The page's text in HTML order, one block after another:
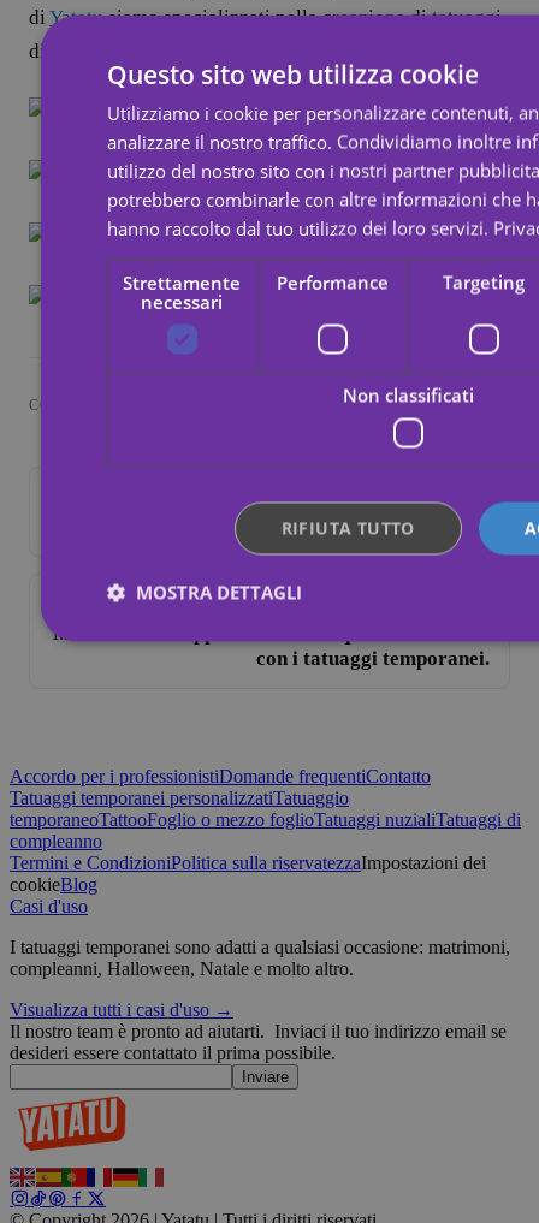
di Yatatusiamo specializzati nella creazione di tatuaggi
di alta qualità.
CONDIVIDI
Diventa il creatore del tuo tatuaggio
Mostra il tuo supporto alla tua squadra del cuore
con i tatuaggi temporanei.
Accordo per i professionistiDomande frequentiContatto
Tatuaggi temporanei personalizzatiTatuaggio
temporaneoTattooFoglio o mezzo foglioTatuaggi nuzialiTatuaggi di
compleanno
Termini e CondizioniPolitica sulla riservatezzaImpostazioni dei
cookieBlog
Casi d'uso
I tatuaggi temporanei sono adatti a qualsiasi occasione: matrimoni,
compleanni, Halloween, Natale e molto altro.
Visualizza tutti i casi d'uso →
Il nostro team è pronto ad aiutarti. Inviaci il tuo indirizzo email se
desideri essere contattato il prima possibile.
Inviare
Questo sito web utilizza cookie
Utilizziamo i cookie per personalizzare contenuti,
analizzare il nostro traffico. Condividiamo inoltre
utilizzo del nostro sito con i nostri partner
potrebbero combinarle con altre informazioni che
hanno raccolto dal tuo utilizzo dei loro servizi.
Strettamente
necessari
Performance Targeting
Non classificati
RIFIUTA TUTTO
MOSTRA DETTAGLI
I cookie strettamente necessari consentono le funzionalità
l"accesso dell"utente e la gestione dell"account. Il sito web non
correttamente senza i cookie strettamente necessari.
Nome
Dominio
Scadenza
CookieScriptConsent
2 giorni